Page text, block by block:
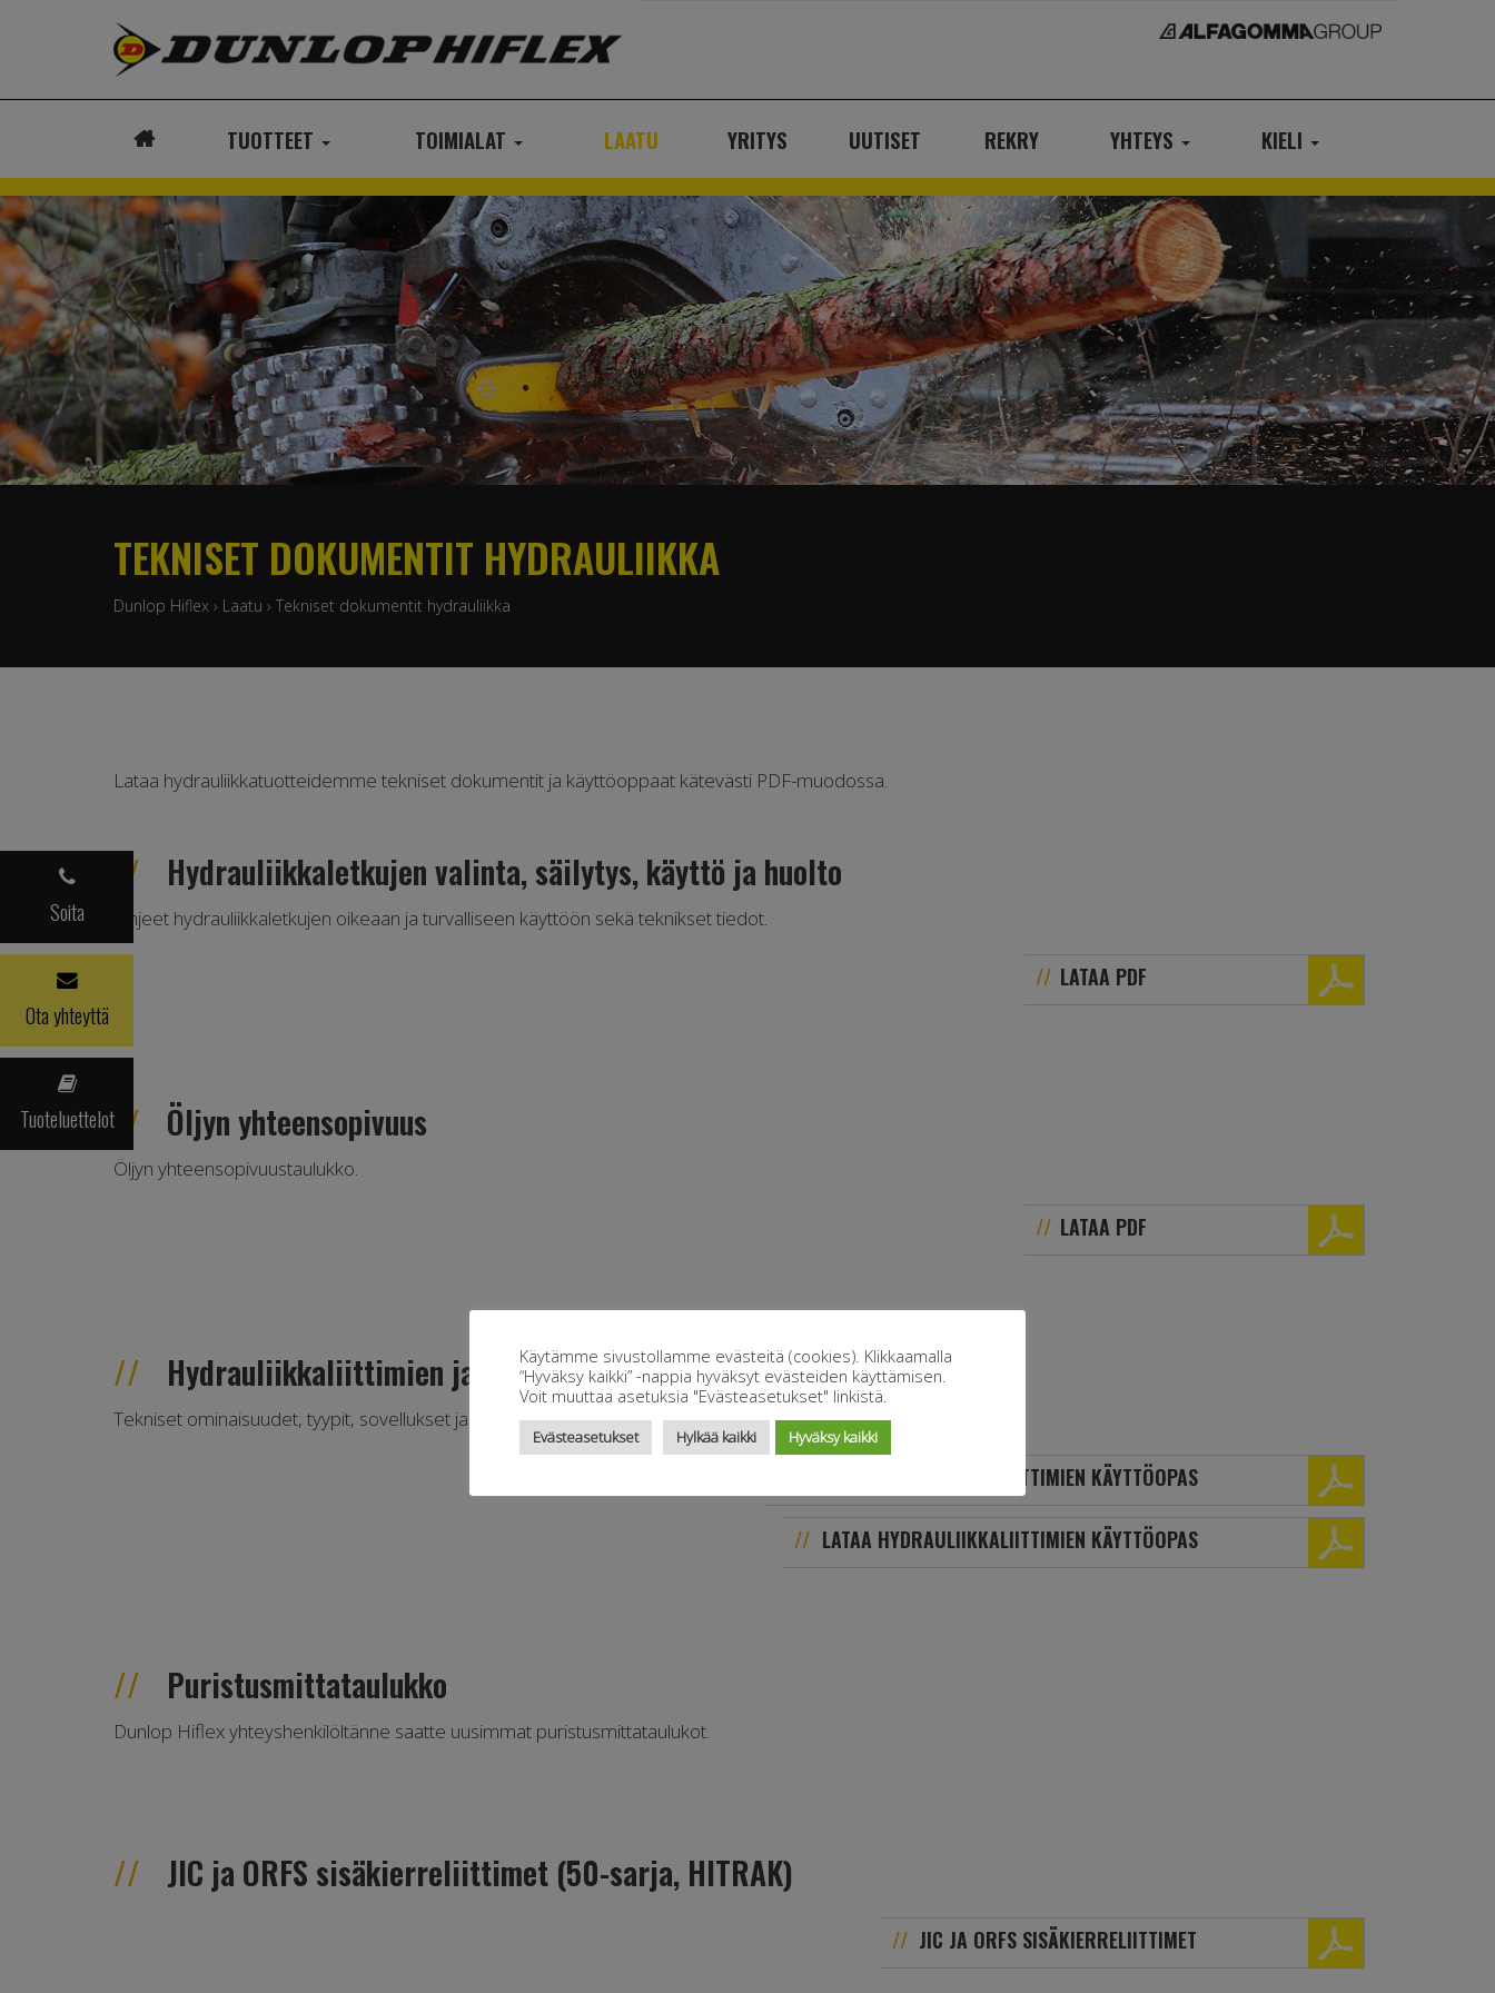
TUOTTEET TOIMIALAT LAATU YRITYS UUTISET REKRY YHTEYS KIELI
Soita
Ota yhteyttä
Tuoteluettelot
TEKNISET DOKUMENTIT HYDRAULIIKKA
Dunlop Hiflex › Laatu › Tekniset dokumentit hydrauliikka
Lataa hydrauliikkatuotteidemme tekniset dokumentit ja käyttöoppaat kätevästi PDF-muodossa.
Hydrauliikkaletkujen valinta, säilytys, käyttö ja huolto
Ohjeet hydrauliikkaletkujen oikeaan ja turvalliseen käyttöön sekä teknikset tiedot.
LATAA PDF
Öljyn yhteensopivuus
Öljyn yhteensopivuustaulukko.
LATAA PDF
Hydrauliikkaliittimien ja -sovittimien manuaali
Tekniset ominaisuudet, tyypit, sovellukset ja varoitukset hydrauliikkaliittimien ja sovittimien käyttöä koskien.
LATAA HYDRAULIIKKASOVITTIMIEN KÄYTTÖOPAS
LATAA HYDRAULIIKKALIITTIMIEN KÄYTTÖOPAS
Puristusmittataulukko
Dunlop Hiflex yhteyshenkilöltänne saatte uusimmat puristusmittataulukot.
JIC ja ORFS sisäkierreliittimet (50-sarja, HITRAK)
JIC JA ORFS SISÄKIERRELIITTIMET
Käytämme sivustollamme evästeitä (cookies). Klikkaamalla
“Hyväksy kaikki” -nappia hyväksyt evästeiden käyttämisen.
Voit muuttaa asetuksia "Evästeasetukset" linkistä.
Evästeasetukset Hylkää kaikki Hyväksy kaikki